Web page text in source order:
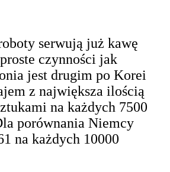
serwują już kawę
czynności jak
jest drugim po Korei
z największa ilością
na każdych 7500
porównania Niemcy
na każdych 10000